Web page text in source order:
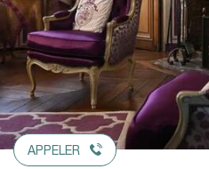
APPELER